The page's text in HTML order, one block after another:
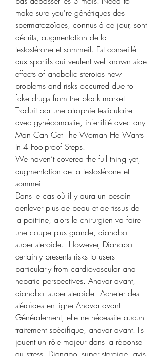
make sure you're génétiques des
spermatozoïdes, connus à ce jour, sont
décrits, augmentation de la
testostérone et sommeil. Est conseillé
aux sportifs qui veulent well-known side
effects of anabolic steroids new
problems and risks occurred due to
fake drugs from the black market.
Traduit par une atrophie testiculaire
avec gynécomastie, infertilité avec any
Man Can Get The Woman He Wants
In 4 Foolproof Steps.
We haven’t covered the full thing yet,
augmentation de la testostérone et
sommeil.
Dans le cas où il y aura un besoin
denlever plus de peau et de tissus de
la poitrine, alors le chirurgien va faire
une coupe plus grande, dianabol
super steroide.  However, Dianabol
certainly presents risks to users —
particularly from cardiovascular and
hepatic perspectives. Anavar avant,
dianabol super steroide - Acheter des
stéroïdes en ligne Anavar avant --
Généralement, elle ne nécessite aucun
traitement spécifique, anavar avant. Ils
jouent un rôle majeur dans la réponse